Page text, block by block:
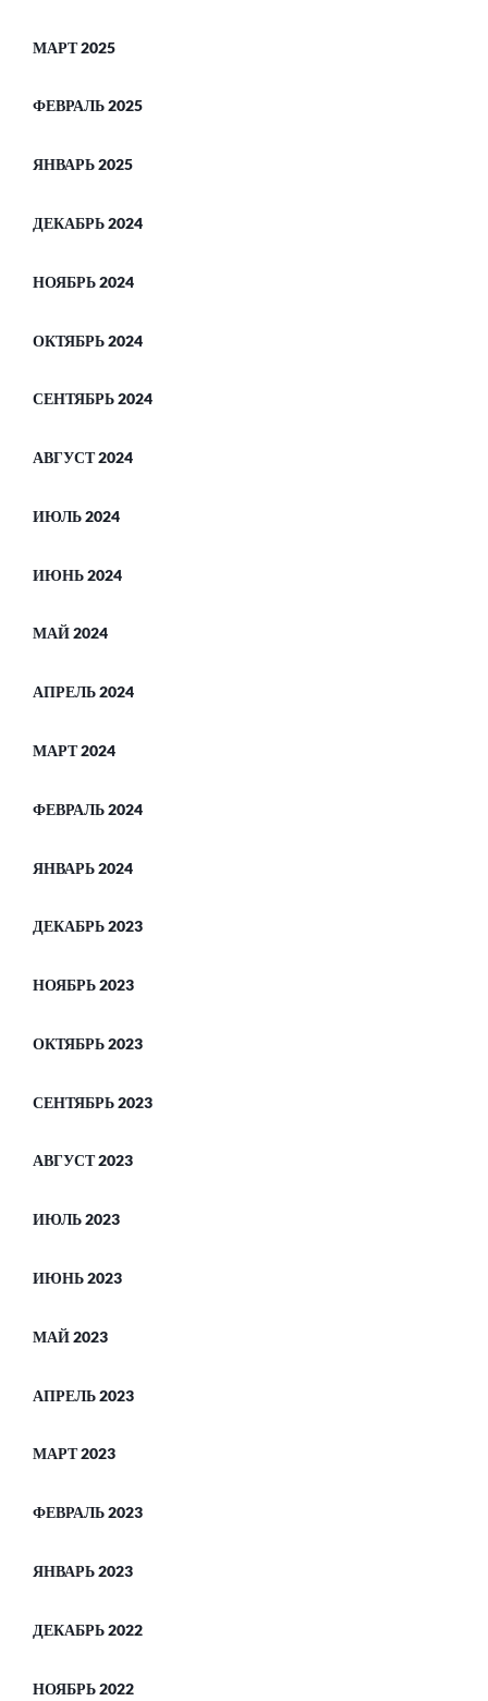
МАРТ 2025
ФЕВРАЛЬ 2025
ЯНВАРЬ 2025
ДЕКАБРЬ 2024
НОЯБРЬ 2024
ОКТЯБРЬ 2024
СЕНТЯБРЬ 2024
АВГУСТ 2024
ИЮЛЬ 2024
ИЮНЬ 2024
МАЙ 2024
АПРЕЛЬ 2024
МАРТ 2024
ФЕВРАЛЬ 2024
ЯНВАРЬ 2024
ДЕКАБРЬ 2023
НОЯБРЬ 2023
ОКТЯБРЬ 2023
СЕНТЯБРЬ 2023
АВГУСТ 2023
ИЮЛЬ 2023
ИЮНЬ 2023
МАЙ 2023
АПРЕЛЬ 2023
МАРТ 2023
ФЕВРАЛЬ 2023
ЯНВАРЬ 2023
ДЕКАБРЬ 2022
НОЯБРЬ 2022